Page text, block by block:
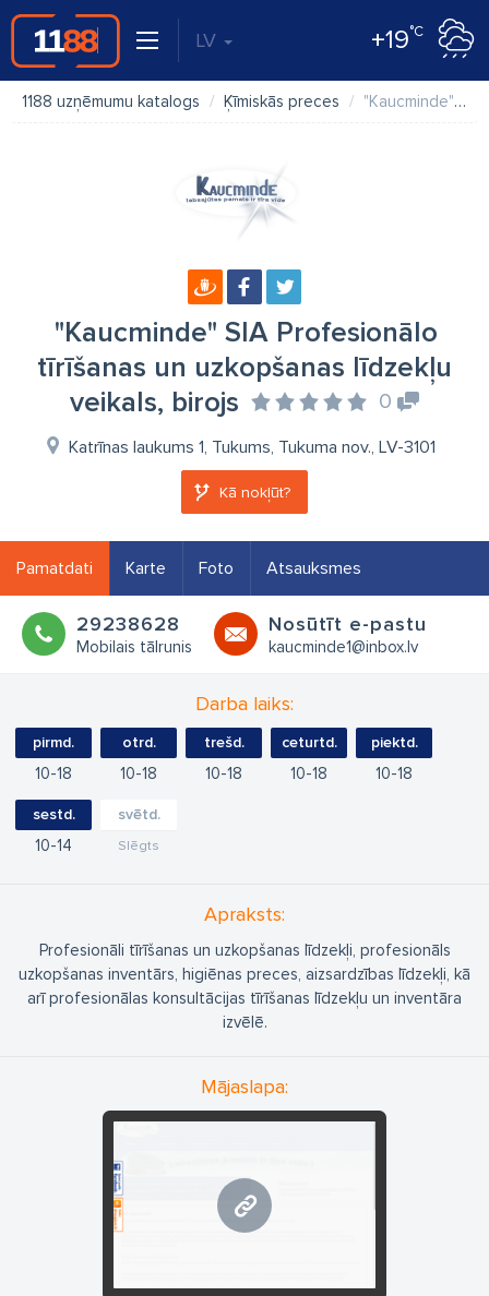
LV +19°C
1188 uzņēmumu katalogs Ķīmiskās preces "Kaucminde" SIA Profesionālo tīrīšanas un uzkopšanas līdzekļu veikals, birojs
"Kaucminde" SIA Profesionālo
tīrīšanas un uzkopšanas līdzekļu
veikals, birojs
0
Katrīnas laukums 1, Tukums, Tukuma nov., LV-3101
Kā nokļūt?
Pamatdati Karte Foto Atsauksmes
29238628
Mobilais tālrunis
Nosūtīt e-pastu
kaucminde1@inbox.lv
Darba laiks:
pirmd.
10 18
otrd.
10 18
trešd.
10 18
ceturtd.
10 18
piektd.
10 18
sestd.
10 14
svētd.
Slēgts
Apraksts:
Profesionāli tīrīšanas un uzkopšanas līdzekļi, profesionāls
uzkopšanas inventārs, higiēnas preces, aizsardzības līdzekļi, kā
arī profesionālas konsultācijas tīrīšanas līdzekļu un inventāra
izvēlē.
Mājaslapa: